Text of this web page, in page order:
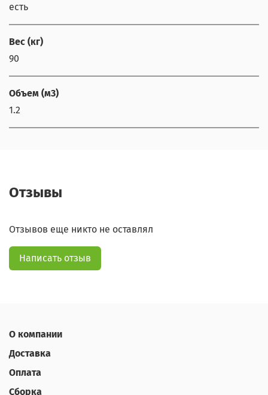
есть
Вес (кг)
90
Объем (м3)
1.2
Отзывы
Отзывов еще никто не оставлял
Написать отзыв
О компании
Доставка
Оплата
Сборка